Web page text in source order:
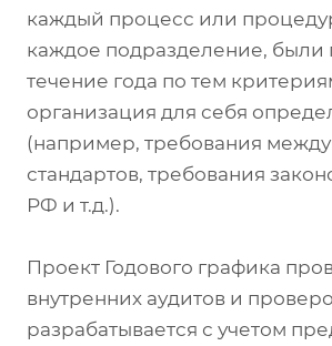
каждый процесс или
каждое подразделение, были
течение года по тем
организация для себя
(например, требования
стандартов, требования
РФ и т.д.).
Проект Годового графика
внутренних аудитов и
разрабатывается с учетом